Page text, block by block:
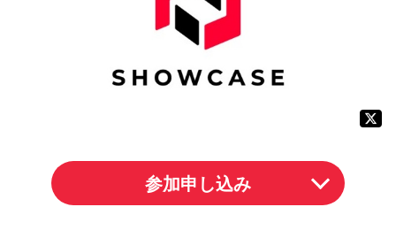
参加申し込み